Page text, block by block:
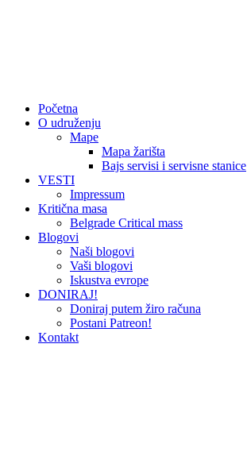
Početna
O udruženju
Mape
Mapa žarišta
Bajs servisi i servisne stanice
VESTI
Impressum
Kritična masa
Belgrade Critical mass
Blogovi
Naši blogovi
Vaši blogovi
Iskustva evrope
DONIRAJ!
Doniraj putem žiro računa
Postani Patreon!
Kontakt